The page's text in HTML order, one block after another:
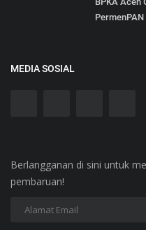
MEDIA SOSIAL
Berlangganan di sini untuk
pembaruan!